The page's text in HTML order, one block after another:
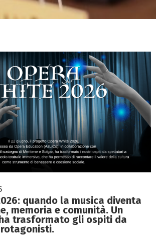
quando la musica diventa
memoria e comunità. Un
trasformato gli ospiti da